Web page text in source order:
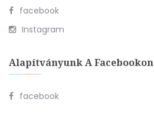
facebook
Instagram
Alapítványunk A Facebookon
facebook